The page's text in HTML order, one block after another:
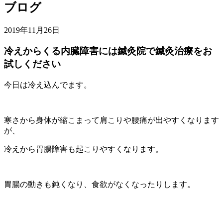
ブログ
2019年11月26日
冷えからくる内臓障害には鍼灸院で鍼灸治療をお
試しください
今日は冷え込んでます。
寒さから身体が縮こまって肩こりや腰痛が出やすくなります
が、
冷えから胃腸障害も起こりやすくなります。
胃腸の動きも鈍くなり、食欲がなくなったりします。